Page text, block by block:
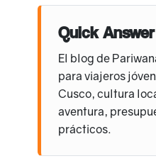
Quick Answer
El blog de
para viajeros
Cusco, cultura
aventura,
prácticos.